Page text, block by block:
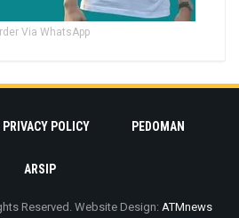
Via WhatsApp
PRIVACY POLICY PEDOMAN
ARSIP
Reserved. Website Design: ATMnews